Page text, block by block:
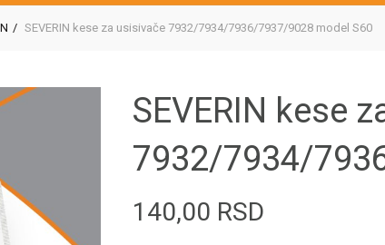
SEVERIN kese za usisivače 7932/7934/7936/7937/9028 model S60
SEVERIN kese
7932/7934/
140,00 RSD